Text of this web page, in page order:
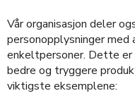
Vår organisasjon deler
personopplysninger med
enkeltpersoner. Dette er
bedre og tryggere
viktigste eksemplene: